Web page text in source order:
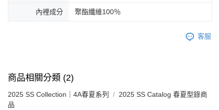
內裡成分 聚酯纖維100％
客服
商品相關分類 (2)
2025 SS Collection｜4A春夏系列
2025 SS Catalog 春夏型錄商
品